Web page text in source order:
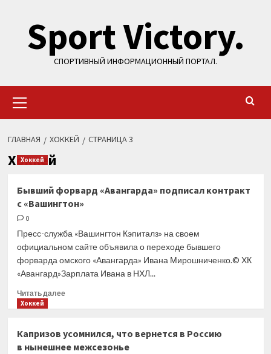
содержимому
Sport Victory.
СПОРТИВНЫЙ ИНФОРМАЦИОННЫЙ ПОРТАЛ.
меню
ГЛАВНАЯ ХОККЕЙ СТРАНИЦА 3
Хоккей
Хоккей
Бывший форвард «Авангарда» подписал контракт
с «Вашингтон»
0
Пресс-служба «Вашингтон Кэпиталз» на своем
официальном сайте объявила о переходе бывшего
форварда омского «Авангарда» Ивана Мирошниченко.© ХК
«Авангард»Зарплата Ивана в НХЛ...
Читать далееПрочитать
форвард
«Авангарда»
Хоккей
Капризов усомнился, что вернется в Россию
в нынешнее межсезонье